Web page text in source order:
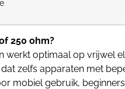
250 ohm?
werkt optimaal op
zelfs apparaten met
mobiel gebruik,